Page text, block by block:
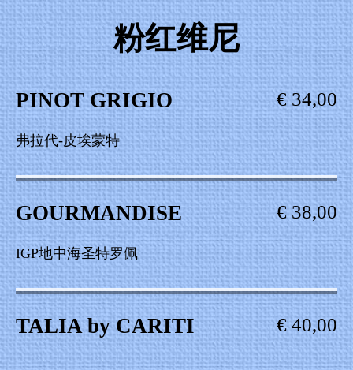
粉红维尼
PINOT GRIGIO € 34,00
弗拉代-皮埃蒙特
GOURMANDISE € 38,00
IGP地中海圣特罗佩
TALIA by CARITI € 40,00